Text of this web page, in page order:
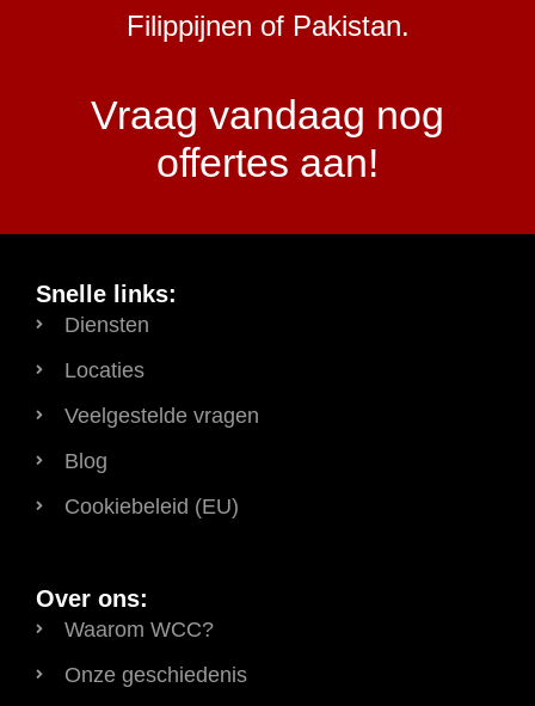
Filippijnen of Pakistan.
Vraag vandaag nog
offertes aan!
Snelle links:
Diensten
Locaties
Veelgestelde vragen
Blog
Cookiebeleid (EU)
Over ons:
Waarom WCC?
Onze geschiedenis